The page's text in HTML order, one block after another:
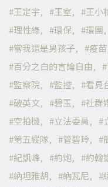
王定宇
王室 王小
理性綠
環保 環團
當我還是男孩子
疫苗
百分之白的言論自由
監察院
監控 看見
破英文
碧玉 社群
空拍機
立法委員
第五縱隊
管碧玲
紀凱峰
約炮 約翰
納坦雅胡
納瓦尼